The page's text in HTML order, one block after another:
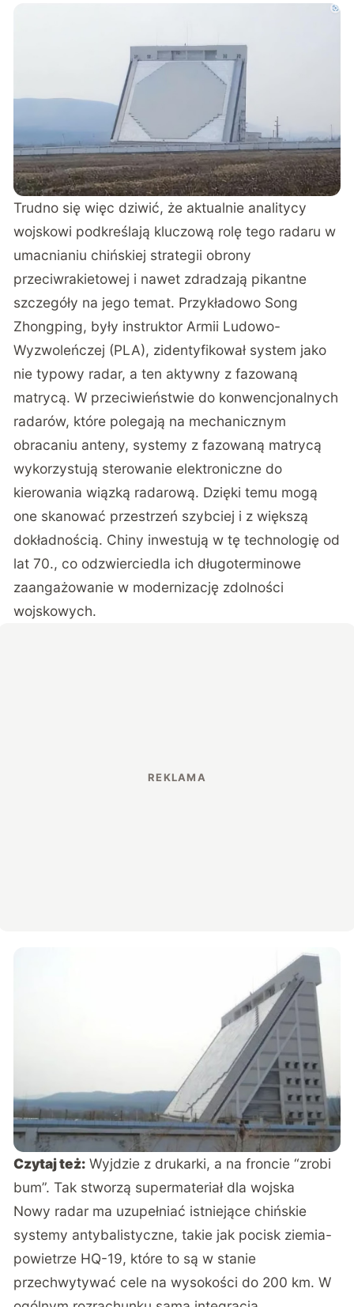
Trudno się więc dziwić, że aktualnie analitycy
wojskowi podkreślają kluczową rolę tego radaru w
umacnianiu chińskiej strategii obrony
przeciwrakietowej i nawet zdradzają pikantne
szczegóły na jego temat. Przykładowo Song
Zhongping, były instruktor Armii Ludowo-
Wyzwoleńczej (PLA), zidentyfikował system jako
nie typowy radar, a ten aktywny z fazowaną
matrycą. W przeciwieństwie do konwencjonalnych
radarów, które polegają na mechanicznym
obracaniu anteny, systemy z fazowaną matrycą
wykorzystują sterowanie elektroniczne do
kierowania wiązką radarową. Dzięki temu mogą
one skanować przestrzeń szybciej i z większą
dokładnością. Chiny inwestują w tę technologię od
lat 70., co odzwierciedla ich długoterminowe
zaangażowanie w modernizację zdolności
wojskowych.
Czytaj też: Wyjdzie z drukarki, a na froncie “zrobi
bum”. Tak stworzą supermateriał dla wojska
Nowy radar ma uzupełniać istniejące chińskie
systemy antybalistyczne, takie jak pocisk ziemia-
powietrze HQ-19, które to są w stanie
przechwytywać cele na wysokości do 200 km. W